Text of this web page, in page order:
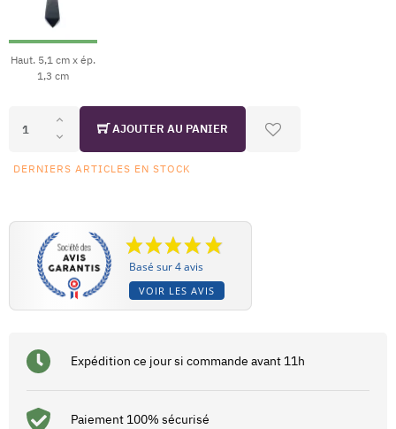
Haut. 5,1 cm x ép.
1,3 cm
AJOUTER AU PANIER
DERNIERS ARTICLES EN STOCK
Basé sur 4 avis
VOIR LES AVIS
Expédition ce jour si commande avant 11h
Paiement 100% sécurisé